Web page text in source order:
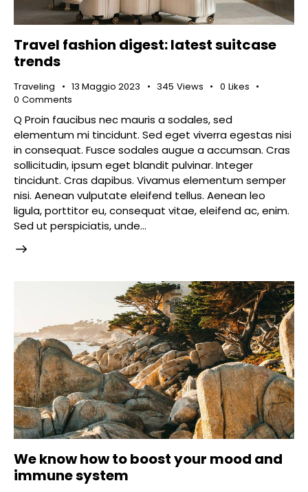
Travel fashion digest: latest suitcase
trends
Traveling 13 Maggio 2023 345 Views 0 Likes
0 Comments
Q Proin faucibus nec mauris a sodales, sed
elementum mi tincidunt. Sed eget viverra egestas nisi
in consequat. Fusce sodales augue a accumsan. Cras
sollicitudin, ipsum eget blandit pulvinar. Integer
tincidunt. Cras dapibus. Vivamus elementum semper
nisi. Aenean vulputate eleifend tellus. Aenean leo
ligula, porttitor eu, consequat vitae, eleifend ac, enim.
Sed ut perspiciatis, unde…
We know how to boost your mood and
immune system